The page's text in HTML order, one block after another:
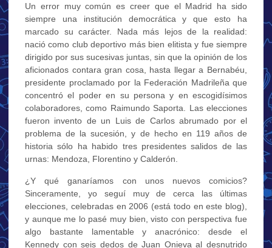
Un error muy común es creer que el Madrid ha sido
siempre una institución democrática y que esto ha
marcado su carácter. Nada más lejos de la realidad:
nació como club deportivo más bien elitista y fue siempre
dirigido por sus sucesivas juntas, sin que la opinión de los
aficionados contara gran cosa, hasta llegar a Bernabéu,
presidente proclamado por la Federación Madrileña que
concentró el poder en su persona y en escogidísimos
colaboradores, como Raimundo Saporta. Las elecciones
fueron invento de un Luis de Carlos abrumado por el
problema de la sucesión, y de hecho en 119 años de
historia sólo ha habido tres presidentes salidos de las
urnas: Mendoza, Florentino y Calderón.
¿Y qué ganaríamos con unos nuevos comicios?
Sinceramente, yo seguí muy de cerca las últimas
elecciones, celebradas en 2006 (está todo en este blog),
y aunque me lo pasé muy bien, visto con perspectiva fue
algo bastante lamentable y anacrónico: desde el
Kennedy con seis dedos de Juan Onieva al desnutrido